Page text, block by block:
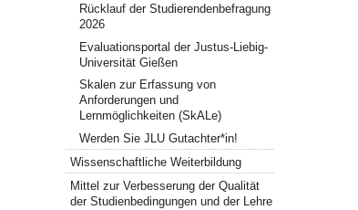
Rücklauf der Studierendenbefragung
2026
Evaluationsportal der Justus-Liebig-
Universität Gießen
Skalen zur Erfassung von
Anforderungen und
Lernmöglichkeiten (SkALe)
Werden Sie JLU Gutachter*in!
Wissenschaftliche Weiterbildung
Mittel zur Verbesserung der Qualität
der Studienbedingungen und der Lehre